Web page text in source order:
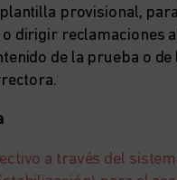
provisional,
o dirigir reclamaciones
de la prueba o de
a través del